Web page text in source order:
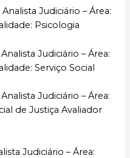
Judiciário – Área:
Psicologia
Judiciário – Área:
Serviço Social
Judiciário – Área:
de Justiça Avaliador
Judiciário – Área: